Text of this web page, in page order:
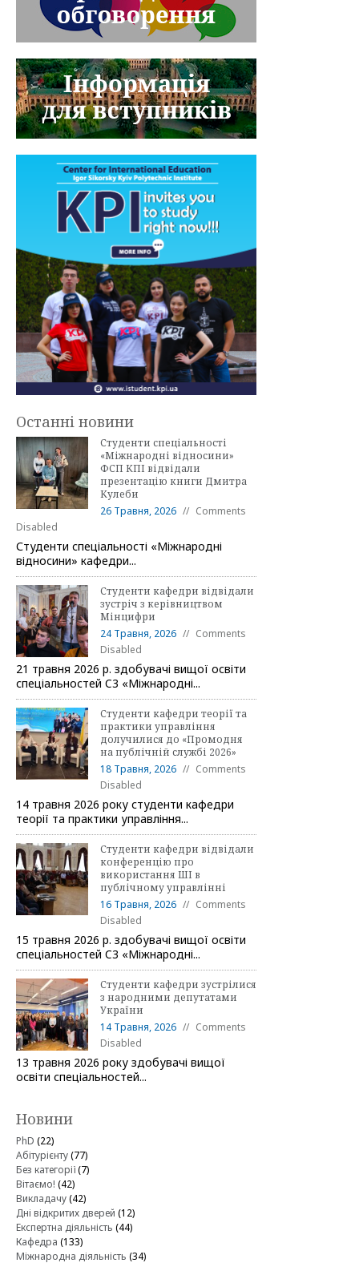
Останні новини
Студенти спеціальності
«Міжнародні відносини»
ФСП КПІ відвідали
презентацію книги Дмитра
Кулеби
26 Травня, 2026
Comments
Disabled
Студенти спеціальності «Міжнародні
відносини» кафедри...
Студенти кафедри відвідали
зустріч з керівництвом
Мінцифри
24 Травня, 2026
Comments
Disabled
21 травня 2026 р. здобувачі вищої освіти
спеціальностей C3 «Міжнародні...
Студенти кафедри теорії та
практики управління
долучилися до «Промодня
на публічній службі 2026»
18 Травня, 2026
Comments
Disabled
14 травня 2026 року студенти кафедри
теорії та практики управління...
Студенти кафедри відвідали
конференцію про
використання ШІ в
публічному управлінні
16 Травня, 2026
Comments
Disabled
15 травня 2026 р. здобувачі вищої освіти
спеціальностей C3 «Міжнародні...
Студенти кафедри зустрілися
з народними депутатами
України
14 Травня, 2026
Comments
Disabled
13 травня 2026 року здобувачі вищої
освіти спеціальностей...
Новини
PhD (22)
Абітурієнту(77)
Без категорії(7)
Вітаємо! (42)
Викладачу(42)
Дні відкритих дверей (12)
Експертна діяльність (44)
Кафедра (133)
Міжнародна діяльність (34)